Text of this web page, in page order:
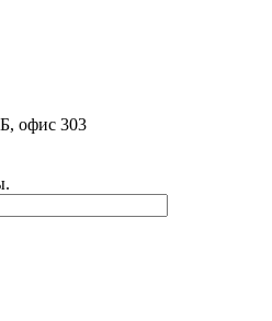
офис 303